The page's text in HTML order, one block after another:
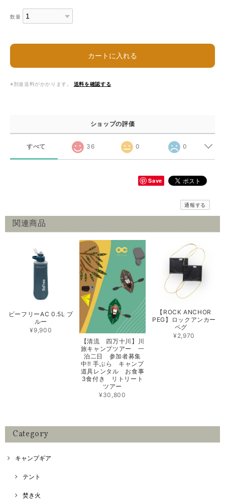
数量
カートに入れる
※別途送料がかかります。 送料を確認する
ショップの評価
すべて 36 0 0
Save
通報する
関連商品
ビーフリーAC 0.5L ブ
ルー
¥9,900
【清流 四万十川】川
旅キャンプツアー 一
泊二日 参加者募集
中‼️ 手ぶら キャンプ
道具レンタル お食事
3食付き リトリート
ツアー
¥30,800
【ROCK ANCHOR
PEG】ロックアンカー
ペグ
¥2,970
Category
キャンプギア
テント
焚き火